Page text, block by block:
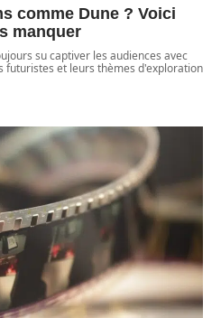
comme Dune ? Voici
manquer
su captiver les audiences avec
futuristes et leurs thèmes d'exploration